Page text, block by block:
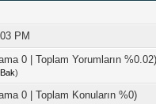
PM
0 | Toplam Yorumların %0.02)
)
0 | Toplam Konuların %0)